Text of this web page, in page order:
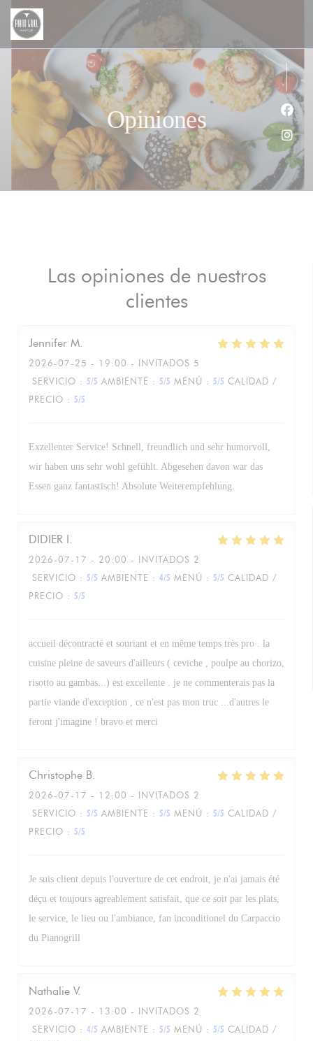
Personalización de sus opciones de cookies
Opiniones
Las opiniones de nuestros
clientes
Jennifer M
2026-07-25 - 19:00 - INVITADOS 5
SERVICIO : 5/5 AMBIENTE : 5/5 MENÚ : 5/5 CALIDAD /
PRECIO : 5/5
Exzellenter Service! Schnell, freundlich und sehr humorvoll,
wir haben uns sehr wohl gefühlt. Abgesehen davon war das
Essen ganz fantastisch! Absolute Weiterempfehlung.
DIDIER I
2026-07-17 - 20:00 - INVITADOS 2
SERVICIO : 5/5 AMBIENTE : 4/5 MENÚ : 5/5 CALIDAD /
PRECIO : 5/5
accueil décontracté et souriant et en même temps très pro . la
cuisine pleine de saveurs d'ailleurs ( ceviche , poulpe au chorizo,
risotto au gambas...) est excellente . je ne commenterais pas la
partie viande d'exception , ce n'est pas mon truc ...d'autres le
feront j'imagine ! bravo et merci
Christophe B
2026-07-17 - 12:00 - INVITADOS 2
SERVICIO : 5/5 AMBIENTE : 5/5 MENÚ : 5/5 CALIDAD /
PRECIO : 5/5
Je suis client depuis l'ouverture de cet endroit, je n'ai jamais été
déçu et toujours agreablement satisfait, que ce soit par les plats,
le service, le lieu ou l'ambiance, fan inconditionel du Carpaccio
du Pianogrill
Nathalie V
2026-07-17 - 13:00 - INVITADOS 2
SERVICIO : 4/5 AMBIENTE : 5/5 MENÚ : 5/5 CALIDAD /